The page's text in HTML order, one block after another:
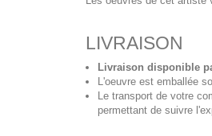
LIVRAISON
Livraison disponible
L'oeuvre est emballée
Le transport de votre
permettant de suivre